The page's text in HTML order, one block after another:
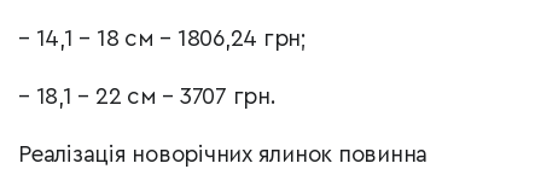
– 14,1 – 18 см – 1806,24 грн;
– 18,1 – 22 см – 3707 грн.
Реалізація новорічних ялинок повинна